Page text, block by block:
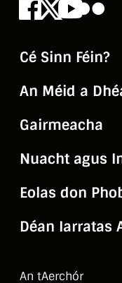
Facebook
X
Cé Sinn Féin?
An Méid a
Gairmeacha
Nuacht agus
Eolas don
Déan Iarratas
An tAerchór